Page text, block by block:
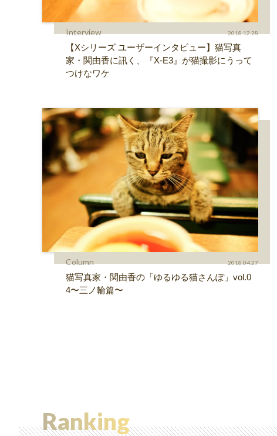
Interview 2018.12.28
【Xシリーズ ユーザーインタビュー】猫写真
家・関由香に訊く、『X-E3』が猫撮影にうって
つけなワケ
Column 2018.04.27
猫写真家・関由香の「ゆるゆる猫さんぽ」vol.0
4〜三ノ輪篇〜
Ranking